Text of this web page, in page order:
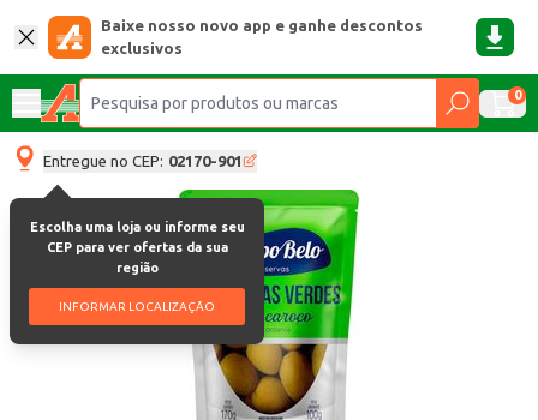
Baixe nosso novo app e ganhe descontos
exclusivos
0
Entregue no CEP: 02170-901
Escolha uma loja ou informe seu
CEP para ver ofertas da sua
região
INFORMAR LOCALIZAÇÃO